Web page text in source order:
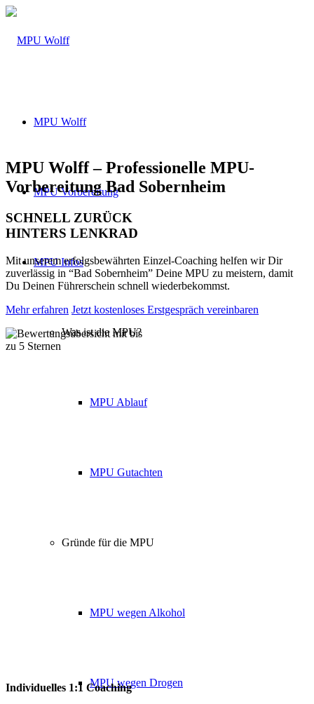
MPU Wolff
MPU Vorbereitung
MPU Infos
Was ist die MPU?
MPU Ablauf
MPU Gutachten
Gründe für die MPU
MPU wegen Alkohol
MPU wegen Drogen
MPU Wolff – Professionelle MPU-
Vorbereitung Bad Sobernheim
SCHNELL ZURÜCK
HINTERS LENKRAD
Mit unserem erfolgsbewährten Einzel-Coaching helfen wir Dir
zuverlässig in “Bad Sobernheim” Deine MPU zu meistern, damit
Du Deinen Führerschein schnell wiederbekommst.
Mehr erfahren Jetzt kostenloses Erstgespräch vereinbaren
Individuelles 1:1 Coaching